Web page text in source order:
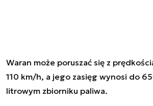
Waran może poruszać się z
110 km/h, a jego zasięg wynosi do
litrowym zbiorniku paliwa.